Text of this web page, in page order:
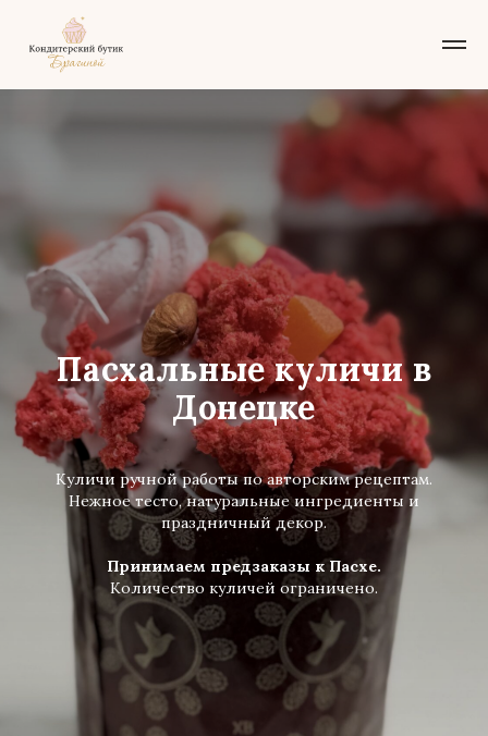
Пасхальные куличи в
Донецке
Куличи ручной работы по авторским рецептам.
Нежное тесто, натуральные ингредиенты и
праздничный декор.
Принимаем предзаказы к Пасхе.
Количество куличей ограничено.